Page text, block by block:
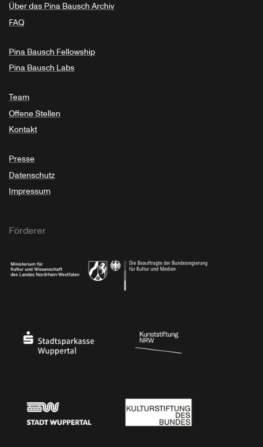
Über das Pina Bausch Archiv
FAQ
Pina Bausch Fellowship
Pina Bausch Labs
Team
Offene Stellen
Kontakt
Presse
Datenschutz
Impressum
Förderer